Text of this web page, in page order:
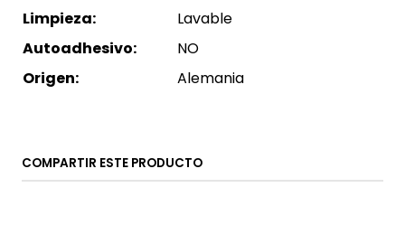
Limpieza:
Lavable
Autoadhesivo:
NO
Origen:
Alemania
COMPARTIR ESTE PRODUCTO